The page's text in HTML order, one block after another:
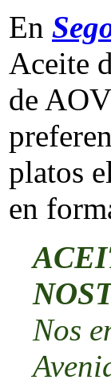
En
Aceite
de
platos
en
Nos